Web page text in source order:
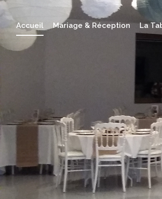
Accueil Mariage & Réception La